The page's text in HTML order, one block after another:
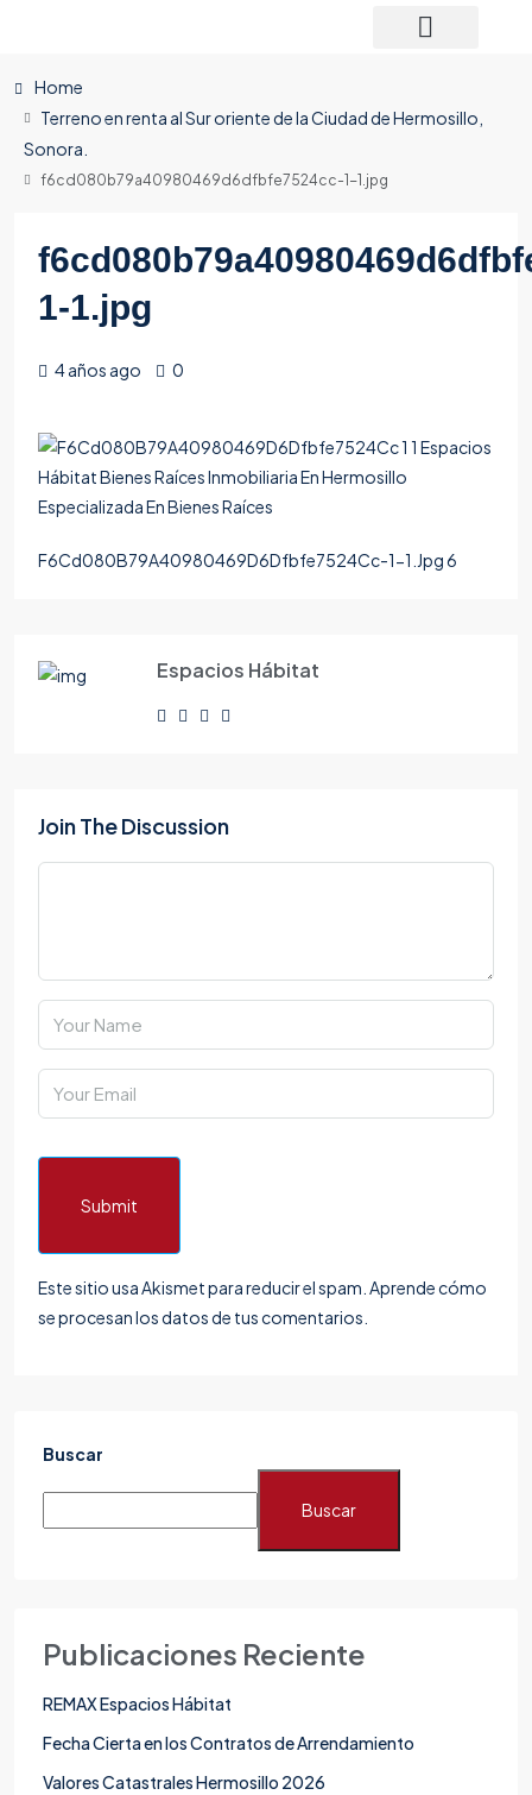
Home
Terreno en renta al Sur oriente de la Ciudad de Hermosillo,
Sonora.
f6cd080b79a40980469d6dfbfe7524cc-1-1.jpg
1-1.jpg
4 años ago 0
F6Cd080B79A40980469D6Dfbfe7524Cc-1-1.Jpg 6
Espacios Hábitat
Join The Discussion
Submit
Este sitio usa Akismet para reducir el spam. Aprende cómo
se procesan los datos de tus comentarios.
Buscar
Buscar
Publicaciones Reciente
REMAX Espacios Hábitat
Fecha Cierta en los Contratos de Arrendamiento
Valores Catastrales Hermosillo 2026